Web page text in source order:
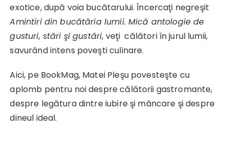
exotice, după voia bucătarului. Încercaţi negreşit
Amintiri din bucătăria lumii. Mică antologie de
gusturi, stări şi gustări, veţi călători în jurul lumii,
savurând intens poveşti culinare.
Aici, pe BookMag, Matei Pleşu povesteşte cu
aplomb pentru noi despre călătorii gastromante,
despre legătura dintre iubire şi mâncare şi despre
dineul ideal.